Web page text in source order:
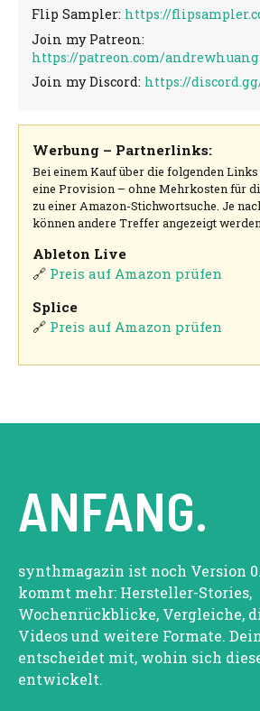
Flip Sampler: https://
Join my Patreon:
https://patreon.com/andrewhuang
Join my Discord: https://
Werbung – Partnerlinks:
Bei einem Kauf über die folgenden
eine Provision – ohne Mehrkosten für
zu einer Amazon-Stichwortsuche. Je
können andere Treffer angezeigt
Ableton Live
🔗 Preis auf Amazon prüfen
Splice
🔗 Preis auf Amazon prüfen
ANFANG.
synthmagazin ist noch Version
kommt mehr: Hersteller-Stories,
Wochenrückblicke, Vergleiche,
Videos und weitere Formate.
entscheidet mit, wohin sich
entwickelt.